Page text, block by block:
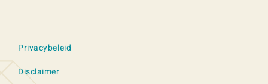
Privacybeleid
Disclaimer